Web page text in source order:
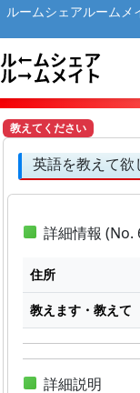
ルームシェアルームメ
教えてください
英語を教えて欲
詳細情報 (No.
住所
教えます・教えて
詳細説明